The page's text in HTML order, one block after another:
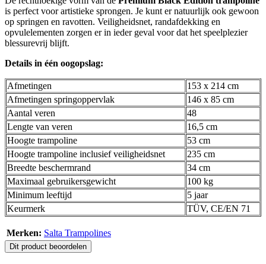
is perfect voor artistieke sprongen. Je kunt er natuurlijk ook gewoon
op springen en ravotten. Veiligheidsnet, randafdekking en
opvulelementen zorgen er in ieder geval voor dat het speelplezier
blessurevrij blijft.
Details in één oogopslag:
Afmetingen
153 x 214 cm
Afmetingen springoppervlak
146 x 85 cm
Aantal veren
48
Lengte van veren
16,5 cm
Hoogte trampoline
53 cm
Hoogte trampoline inclusief veiligheidsnet
235 cm
Breedte beschermrand
34 cm
Maximaal gebruikersgewicht
100 kg
Minimum leeftijd
5 jaar
Keurmerk
TÜV, CE/EN 71
Merken: Salta Trampolines
Dit product beoordelen